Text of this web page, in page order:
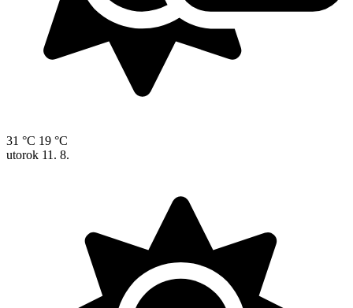
31 °C 19 °C
utorok 11. 8.